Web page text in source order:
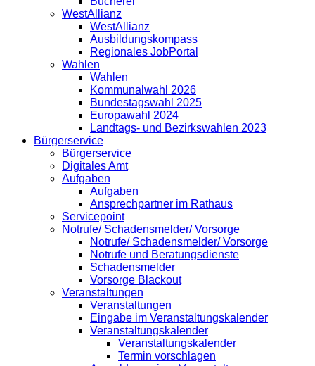
WestAllianz
WestAllianz
Ausbildungskompass
Regionales JobPortal
Wahlen
Wahlen
Kommunalwahl 2026
Bundestagswahl 2025
Europawahl 2024
Landtags- und Bezirkswahlen 2023
Bürgerservice
Bürgerservice
Digitales Amt
Aufgaben
Aufgaben
Ansprechpartner im Rathaus
Servicepoint
Notrufe/ Schadensmelder/ Vorsorge
Notrufe/ Schadensmelder/ Vorsorge
Notrufe und Beratungsdienste
Schadensmelder
Vorsorge Blackout
Veranstaltungen
Veranstaltungen
Eingabe im Veranstaltungskalender
Veranstaltungskalender
Veranstaltungskalender
Termin vorschlagen